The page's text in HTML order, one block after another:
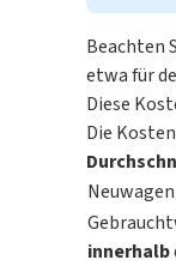
Beachten
etwa für
Diese
Die
Neuwagen
innerhalb